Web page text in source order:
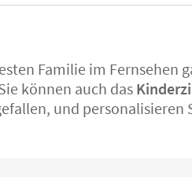
Familie im Fernsehen
können auch das
und personalisieren